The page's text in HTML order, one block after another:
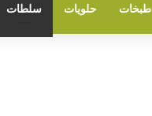
طبخات حلويات سلطات